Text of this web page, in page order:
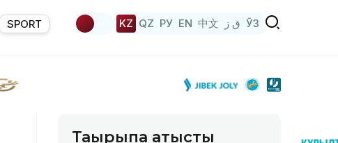
SPORT KZ QZ РУ EN 中文 ق ز ЎЗ
Тақырыпқа қатысты